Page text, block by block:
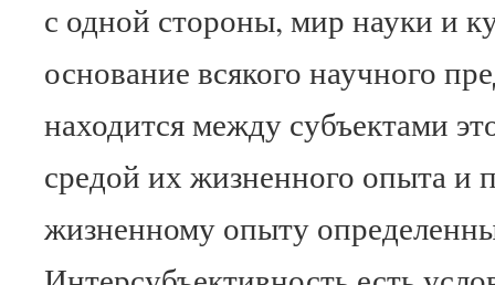
с одной стороны, мир науки и
основание всякого научного
находится между субъектами
средой их жизненного опыта и
жизненному опыту